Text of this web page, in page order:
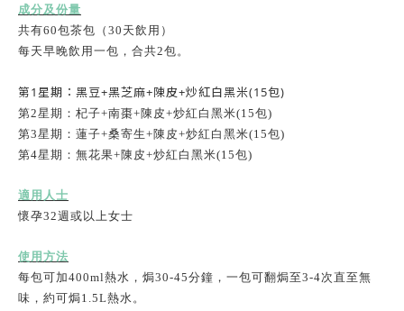
成分及份量
共有60包茶包（ 30 天飲用）
每天早晚飲用一包，合共2包。
第1星期：黑豆+黑芝麻+陳皮+炒紅白黑米(15包)
第2星期： 杞子+南棗+陳皮+炒紅白黑米(15包)
第3星期： 蓮子+桑寄生+陳皮+炒紅白黑米(15包)
第4星期： 無花果+陳皮+炒紅白黑米(15包)
適用人士
懷孕32週或以上女士
使用方法
每包可加400ml熱水，焗30-45分鐘，一包可翻焗至3-4次直至無
味，約可焗1.5L熱水。